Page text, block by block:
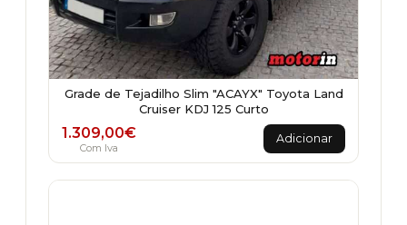
Grade de Tejadilho Slim "ACAYX" Toyota Land
Cruiser KDJ 125 Curto
1.309,00€
Com Iva
Adicionar